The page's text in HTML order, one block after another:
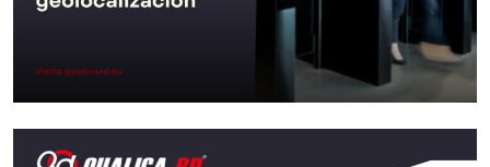
Comment fonctionne le contrôle